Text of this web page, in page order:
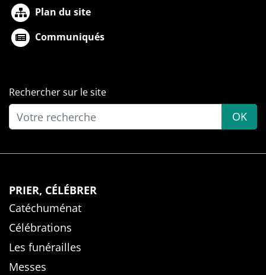
Plan du site
Communiqués
Rechercher sur le site
OK
PRIER, CÉLÉBRER
Catéchuménat
Célébrations
Les funérailles
Messes